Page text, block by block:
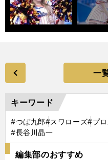
一
キーワード
#つば九郎#スワローズ#プ
#長谷川晶一
編集部のおすすめ